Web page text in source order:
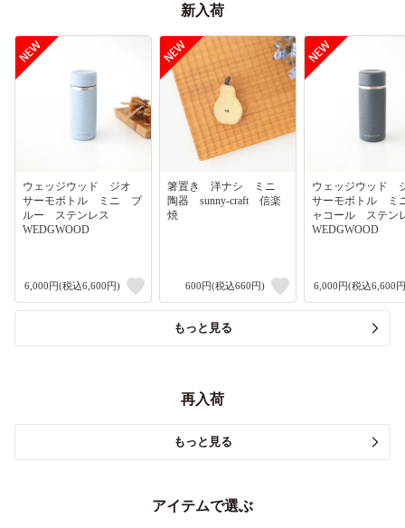
新入荷
ウェッジウッド ジオ
サーモボトル ミニ ブ
ルー ステンレス
WEDGWOOD
6,000円(税込6,600円)
箸置き 洋ナシ ミニ
陶器 sunny-craft 信楽
焼
600円(税込660円)
ウェッジウッド
サーモボトル
ャコール ステ
WEDGWOOD
6,000円(税込6,600
もっと見る
再入荷
もっと見る
アイテムで選ぶ